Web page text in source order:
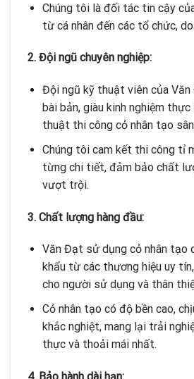
Chúng tôi là đối tác tin cậy
từ cá nhân đến các tổ chức,
2. Đội ngũ chuyên nghiệp:
Đội ngũ kỹ thuật viên của
bài bản, giàu kinh nghiệm thực
thuật thi công cỏ nhân tạo
Chúng tôi cam kết thi công tỉ
từng chi tiết, đảm bảo chất
vượt trội.
3. Chất lượng hàng đầu:
Văn Đạt sử dụng cỏ nhân tạo
khẩu từ các thương hiệu uy
cho người sử dụng và thân
Cỏ nhân tạo có độ bền cao,
khắc nghiệt, mang lại trải
thực và thoải mái nhất.